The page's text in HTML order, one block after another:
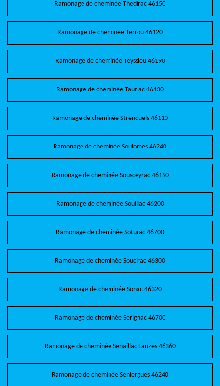
Ramonage de cheminée Thedirac 46150
Ramonage de cheminée Terrou 46120
Ramonage de cheminée Teyssieu 46190
Ramonage de cheminée Tauriac 46130
Ramonage de cheminée Strenquels 46110
Ramonage de cheminée Soulomes 46240
Ramonage de cheminée Sousceyrac 46190
Ramonage de cheminée Souillac 46200
Ramonage de cheminée Soturac 46700
Ramonage de cheminée Soucirac 46300
Ramonage de cheminée Sonac 46320
Ramonage de cheminée Serignac 46700
Ramonage de cheminée Senaillac Lauzes 46360
Ramonage de cheminée Seniergues 46240